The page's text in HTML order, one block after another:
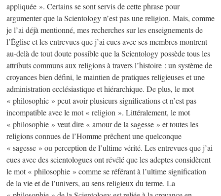
appliquée ». Certains se sont servis de cette phrase pour
argumenter que la Scientology n’est pas une religion. Mais, comme
je l’ai déjà mentionné, mes recherches sur les enseignements de
l’Église et les entrevues que j’ai eues avec ses membres montrent
au-delà de tout doute possible que la Scientology possède tous les
attributs communs aux religions à travers l’histoire : un système de
croyances bien défini, le maintien de pratiques religieuses et une
administration ecclésiastique et hiérarchique. De plus, le mot
« philosophie » peut avoir plusieurs significations et n’est pas
incompatible avec le mot « religion ». Littéralement, le mot
« philosophie » veut dire « amour de la sagesse » et toutes les
religions connues de l’Homme prêchent une quelconque
« sagesse » ou perception de l’ultime vérité. Les entrevues que j’ai
eues avec des scientologues ont révélé que les adeptes considèrent
le mot « philosophie » comme se référant à l’ultime signification
de la vie et de l’univers, au sens religieux du terme. La